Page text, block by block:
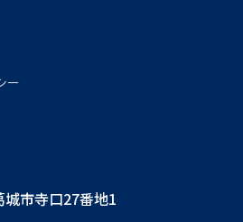
ー
市寺口27番地1